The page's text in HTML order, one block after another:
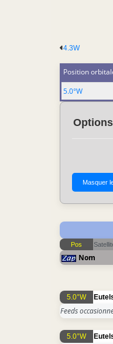
4.3W
Position
5.0°W
Pos
Nom
5.0°W
Feeds
5.0°W